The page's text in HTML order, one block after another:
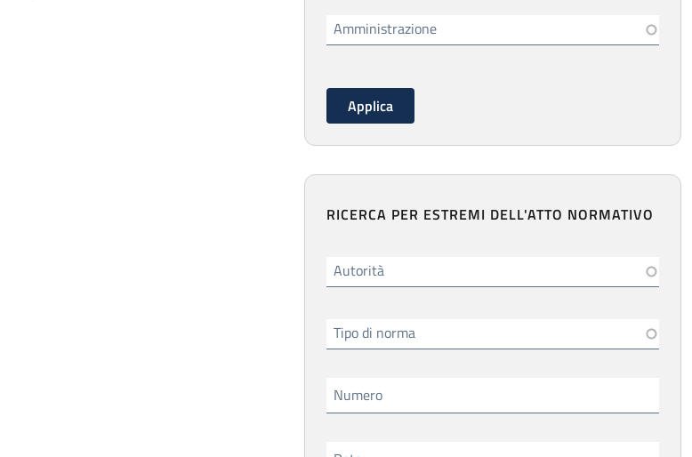
Amministrazione
RICERCA PER ESTREMI DELL'ATTO NORMATIVO
Autorità
Tipo di norma
Numero